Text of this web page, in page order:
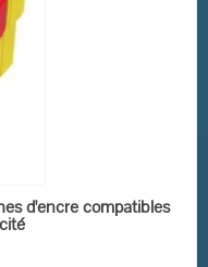
d'encre compatibles